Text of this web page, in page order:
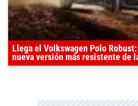
Llega el Volkswagen Polo
nueva versión más resistente de